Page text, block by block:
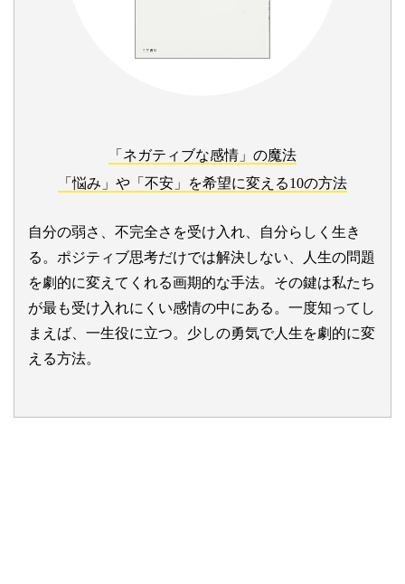
「ネガティブな感情」の魔法
「悩み」や「不安」を希望に変える10の方法
自分の弱さ、不完全さを受け入れ、自分らしく生き
る。ポジティブ思考だけでは解決しない、人生の問題
を劇的に変えてくれる画期的な手法。その鍵は私たち
が最も受け入れにくい感情の中にある。一度知ってし
まえば、一生役に立つ。少しの勇気で人生を劇的に変
える方法。